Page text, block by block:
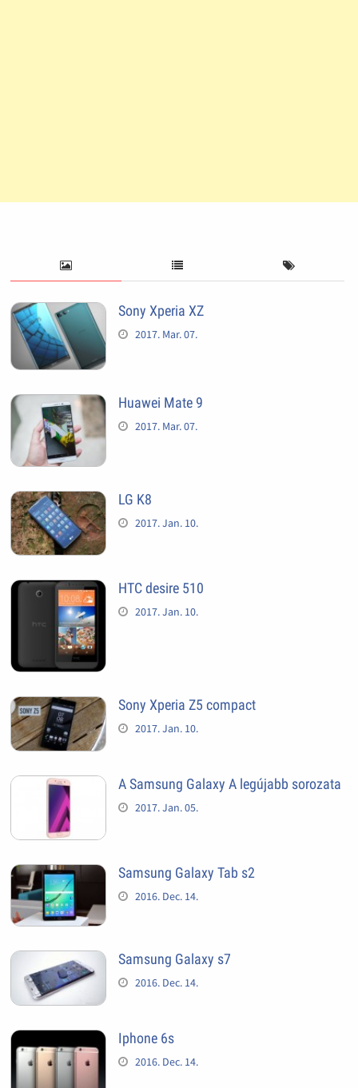
Sony Xperia XZ
2017. Mar. 07.
Huawei Mate 9
2017. Mar. 07.
LG K8
2017. Jan. 10.
HTC desire 510
2017. Jan. 10.
Sony Xperia Z5 compact
2017. Jan. 10.
A Samsung Galaxy A legújabb sorozata
2017. Jan. 05.
Samsung Galaxy Tab s2
2016. Dec. 14.
Samsung Galaxy s7
2016. Dec. 14.
Iphone 6s
2016. Dec. 14.